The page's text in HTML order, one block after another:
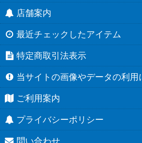
店舗案内
最近チェックしたアイテム
特定商取引法表示
当サイトの画像やデータの利用
ご利用案内
プライバシーポリシー
問い合わせ